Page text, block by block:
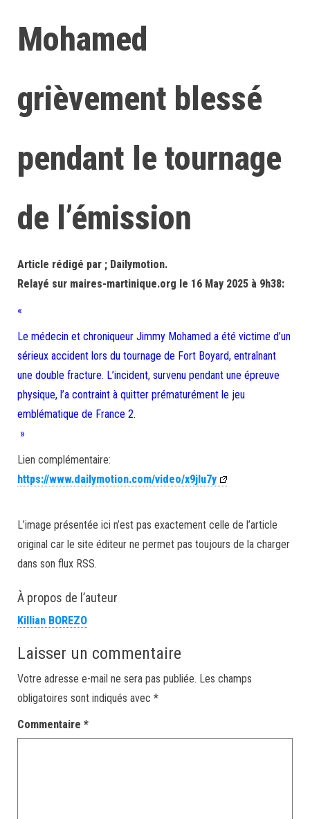
Mohamed
grièvement blessé
pendant le tournage
de l’émission
Article rédigé par ; Dailymotion.
Relayé sur maires-martinique.org le 16 May 2025 à 9h38:
«
Le médecin et chroniqueur Jimmy Mohamed a été victime d’un
sérieux accident lors du tournage de Fort Boyard, entraînant
une double fracture. L’incident, survenu pendant une épreuve
physique, l’a contraint à quitter prématurément le jeu
emblématique de France 2.
»
Lien complémentaire:
https://www.dailymotion.com/video/x9jlu7y
L’image présentée ici n’est pas exactement celle de l’article
original car le site éditeur ne permet pas toujours de la charger
dans son flux RSS.
À propos de l’auteur
Killian BOREZO
Laisser un commentaire
Votre adresse e-mail ne sera pas publiée. Les champs
obligatoires sont indiqués avec *
Commentaire *